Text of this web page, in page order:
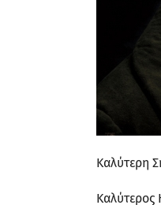
Καλύτερη
Καλύτερος